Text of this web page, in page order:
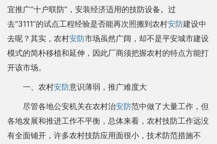
宜推广“十户联防”，安装经济适用的技防设备。过
去“3111”的试点工程经验是否能再次照搬到农村安防建设中
去呢？其实，农村安防市场虽然广阔，却不是平安城市建设
模式的简朴移植和延伸，因此厂商须把握农村的特点方能打
开该市场。
一、农村安防意识薄弱，推广难度大
尽管各地公安机关在农村治安防范中做了大量工作，但
各地发展和推进工作不平衡，总体来看，农村技防工作远没
有全面铺开，许多农村技防应用面很小，技术防范措施不